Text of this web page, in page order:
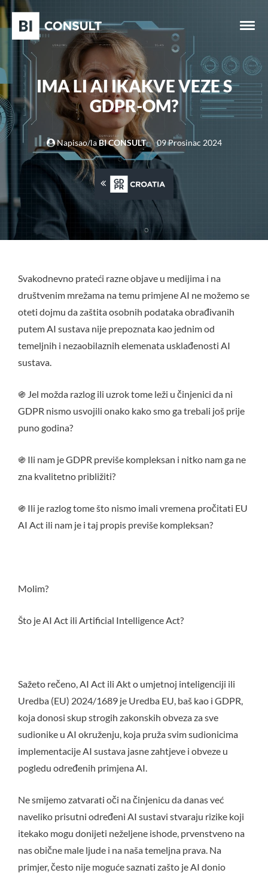
IMA LI AI IKAKVE VEZE S
GDPR-OM?
Napisao/laBI CONSULT 09 Prosinac 2024
Svakodnevno prateći razne objave u medijima i na
društvenim mrežama na temu primjene AI ne možemo se
oteti dojmu da zaštita osobnih podataka obrađivanih
putem AI sustava nije prepoznata kao jednim od
temeljnih i nezaobilaznih elemenata usklađenosti AI
sustava.
֍ Jel možda razlog ili uzrok tome leži u činjenici da ni
GDPR nismo usvojili onako kako smo ga trebali još prije
puno godina?
֍ Ili nam je GDPR previše kompleksan i nitko nam ga ne
zna kvalitetno približiti?
֍ Ili je razlog tome što nismo imali vremena pročitati EU
AI Act ili nam je i taj propis previše kompleksan?
Molim?
Što je AI Act ili Artificial Intelligence Act?
Sažeto rečeno, AI Act ili Akt o umjetnoj inteligenciji ili
Uredba (EU) 2024/1689 je Uredba EU, baš kao i GDPR,
koja donosi skup strogih zakonskih obveza za sve
sudionike u AI okruženju, koja pruža svim sudionicima
implementacije AI sustava jasne zahtjeve i obveze u
pogledu određenih primjena AI.
Ne smijemo zatvarati oči na činjenicu da danas već
naveliko prisutni određeni AI sustavi stvaraju rizike koji
itekako mogu donijeti neželjene ishode, prvenstveno na
nas obične male ljude i na naša temeljna prava. Na
primjer, često nije moguće saznati zašto je AI donio